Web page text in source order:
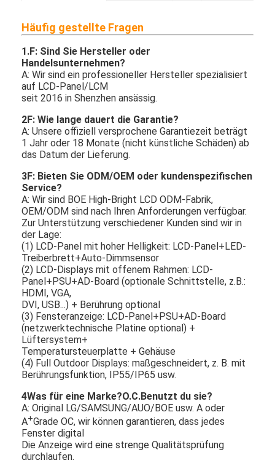
Intelligente
Energieeinsparung
Normenzertifizierung
Sicherheit
EMV
Zubehör
Zusätzlich
Wandhalter,
Grundsätzliche
Garantie Garantie
18 Monate,
Kostenlose
Häufig gestellte Fragen
1.F: Sind Sie Hersteller oder
Handelsunternehmen?
A: Wir sind ein professioneller Hersteller spezialisiert
auf LCD-Panel/LCM
seit 2016 in Shenzhen ansässig.
2F: Wie lange dauert die Garantie?
A: Unsere offiziell versprochene Garantiezeit beträgt
1 Jahr oder 18 Monate (nicht künstliche Schäden) ab
das Datum der Lieferung.
3F: Bieten Sie ODM/OEM oder kundenspezifischen
Service?
A: Wir sind BOE High-Bright LCD ODM-Fabrik,
OEM/ODM sind nach Ihren Anforderungen verfügbar.
Zur Unterstützung verschiedener Kunden sind wir in
der Lage:
(1) LCD-Panel mit hoher Helligkeit: LCD-Panel+LED-
Treiberbrett+Auto-Dimmsensor
(2) LCD-Displays mit offenem Rahmen: LCD-
Panel+PSU+AD-Board (optionale Schnittstelle, z.B.:
HDMI, VGA,
DVI, USB...) + Berührung optional
(3) Fensteranzeige: LCD-Panel+PSU+AD-Board
(netzwerktechnische Platine optional) +
Lüftersystem+
Temperatursteuerplatte + Gehäuse
(4) Full Outdoor Displays: maßgeschneidert, z. B. mit
Berührungsfunktion, IP55/IP65 usw.
4Was für eine Marke?O.C.Benutzt du sie?
A: Original LG/SAMSUNG/AUO/BOE usw. A oder
A+Grade OC, wir können garantieren, dass jedes
Fenster digital
Die Anzeige wird eine strenge Qualitätsprüfung
durchlaufen.